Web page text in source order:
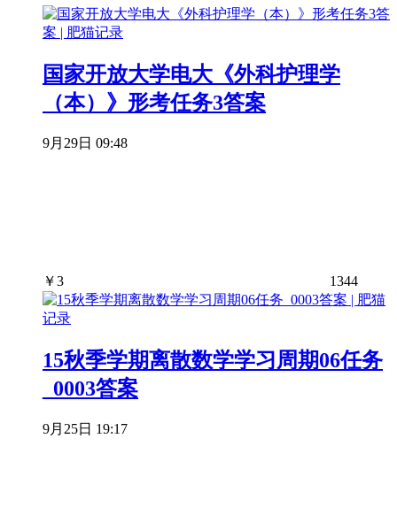
国家开放大学电大《外科护理学
（本）》形考任务3答案
9月29日 09:48
￥3 1344
15秋季学期离散数学学习周期06任务
_0003答案
9月25日 19:17